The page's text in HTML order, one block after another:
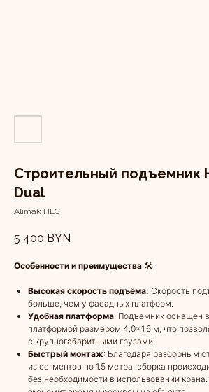
Строительный подъемник
Dual
Alimak HEC
5 400 BYN
Особенности и преимущества 🛠️
Высокая скорость подъёма: Скорость
больше, чем у фасадных платформ.
Удобная платформа: Подъемник оснащен
платформой размером 4.0×1.6 м, что
с крупногабаритными грузами.
Быстрый монтаж: Благодаря разборным
из сегментов по 1.5 метра, сборка
без необходимости в использовании